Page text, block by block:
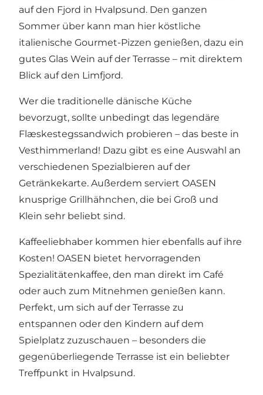
auf den Fjord in Hvalpsund. Den ganzen
Sommer über kann man hier köstliche
italienische Gourmet-Pizzen genießen, dazu ein
gutes Glas Wein auf der Terrasse – mit direktem
Blick auf den Limfjord.
Wer die traditionelle dänische Küche
bevorzugt, sollte unbedingt das legendäre
Flæskestegssandwich probieren – das beste in
Vesthimmerland! Dazu gibt es eine Auswahl an
verschiedenen Spezialbieren auf der
Getränkekarte. Außerdem serviert OASEN
knusprige Grillhähnchen, die bei Groß und
Klein sehr beliebt sind.
Kaffeeliebhaber kommen hier ebenfalls auf ihre
Kosten! OASEN bietet hervorragenden
Spezialitätenkaffee, den man direkt im Café
oder auch zum Mitnehmen genießen kann.
Perfekt, um sich auf der Terrasse zu
entspannen oder den Kindern auf dem
Spielplatz zuzuschauen – besonders die
gegenüberliegende Terrasse ist ein beliebter
Treffpunkt in Hvalpsund.